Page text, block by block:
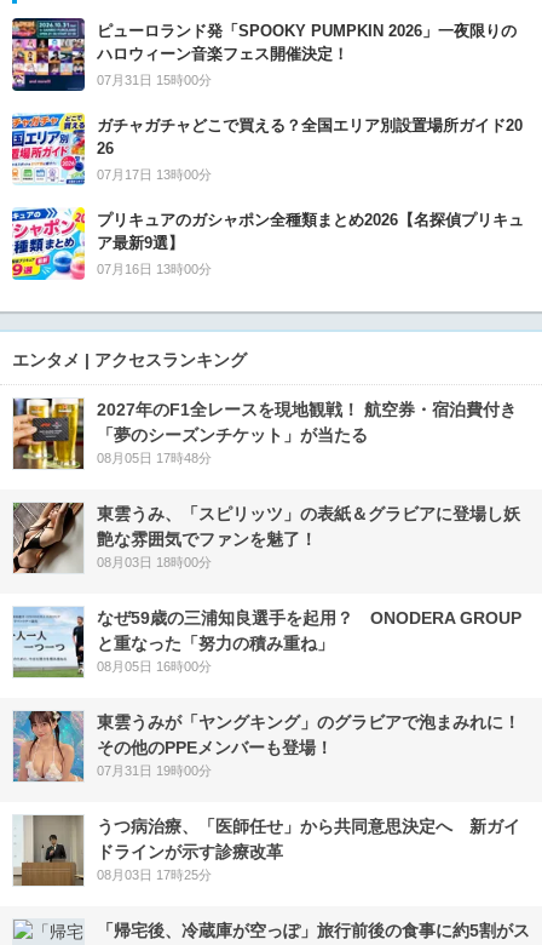
ピューロランド発「SPOOKY PUMPKIN 2026」一夜限りの
ハロウィーン音楽フェス開催決定！
07月31日 15時00分
ガチャガチャどこで買える？全国エリア別設置場所ガイド20
26
07月17日 13時00分
プリキュアのガシャポン全種類まとめ2026【名探偵プリキュ
ア最新9選】
07月16日 13時00分
エンタメ | アクセスランキング
2027年のF1全レースを現地観戦！ 航空券・宿泊費付き
「夢のシーズンチケット」が当たる
08月05日 17時48分
東雲うみ、「スピリッツ」の表紙＆グラビアに登場し妖
艶な雰囲気でファンを魅了！
08月03日 18時00分
なぜ59歳の三浦知良選手を起用？ ONODERA GROUP
と重なった「努力の積み重ね」
08月05日 16時00分
東雲うみが「ヤングキング」のグラビアで泡まみれに！
その他のPPEメンバーも登場！
07月31日 19時00分
うつ病治療、「医師任せ」から共同意思決定へ 新ガイ
ドラインが示す診療改革
08月03日 17時25分
「帰宅後、冷蔵庫が空っぽ」旅行前後の食事に約5割がス